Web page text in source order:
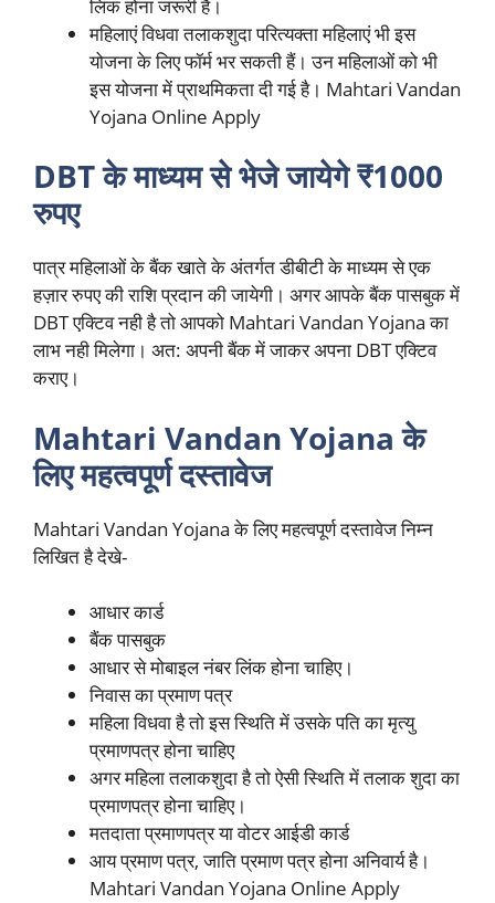
लिंक होना जरूरी है।
महिलाएं विधवा तलाकशुदा परित्यक्ता महिलाएं भी इस
योजना के लिए फॉर्म भर सकती हैं। उन महिलाओं को भी
इस योजना में प्राथमिकता दी गई है। Mahtari Vandan
Yojana Online Apply
DBT के माध्यम से भेजे जायेगे ₹1000
रुपए
पात्र महिलाओं के बैंक खाते के अंतर्गत डीबीटी के माध्यम से एक
हज़ार रुपए की राशि प्रदान की जायेगी। अगर आपके बैंक पासबुक में
DBT एक्टिव नही है तो आपको Mahtari Vandan Yojana का
लाभ नही मिलेगा। अत: अपनी बैंक में जाकर अपना DBT एक्टिव
कराए।
Mahtari Vandan Yojana के
लिए महत्वपूर्ण दस्तावेज
Mahtari Vandan Yojana के लिए महत्वपूर्ण दस्तावेज निम्न
लिखित है देखे-
आधार कार्ड
बैंक पासबुक
आधार से मोबाइल नंबर लिंक होना चाहिए।
निवास का प्रमाण पत्र
महिला विधवा है तो इस स्थिति में उसके पति का मृत्यु
प्रमाणपत्र होना चाहिए
अगर महिला तलाकशुदा है तो ऐसी स्थिति में तलाक शुदा का
प्रमाणपत्र होना चाहिए।
मतदाता प्रमाणपत्र या वोटर आईडी कार्ड
आय प्रमाण पत्र, जाति प्रमाण पत्र होना अनिवार्य है।
Mahtari Vandan Yojana Online Apply